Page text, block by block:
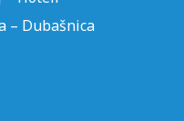
– Dubašnica